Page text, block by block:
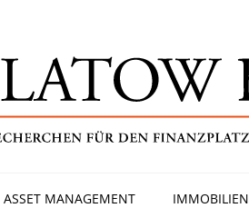
ASSET MANAGEMENT IMMOBILIEN